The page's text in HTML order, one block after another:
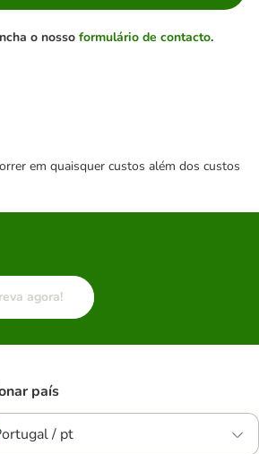
o nosso formulário de contacto.
em quaisquer custos além dos custos
agora!
país
/ pt